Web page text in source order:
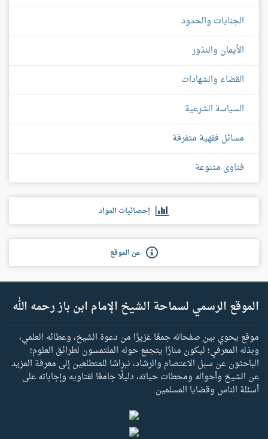
الجنايات والحدود
الأيمان والنذور
القضاء والشهادات
السياسة الشرعية
مسائل فقهية متفرقة
فتاوى متنوعة
إحصائيات المواد
عن الموقع
الموقع الرسمي لسماحة الشيخ الإمام ابن باز رحمه الله
موقع يحوي بين صفحاته جمعًا غزيرًا من دعوة الشيخ، وعطائه العلمي،
وبذله المعرفي؛ ليكون منارًا يتجمع حوله الملتمسون لطرائق العلوم؛
الباحثون عن سبل الاعتصام والرشاد، نبراسًا للمتطلعين إلى معرفة المزيد
عن الشيخ وأحواله ومحطات حياته، دليلًا جامعًا لفتاويه وإجاباته على
أسئلة الناس وقضايا المسلمين.